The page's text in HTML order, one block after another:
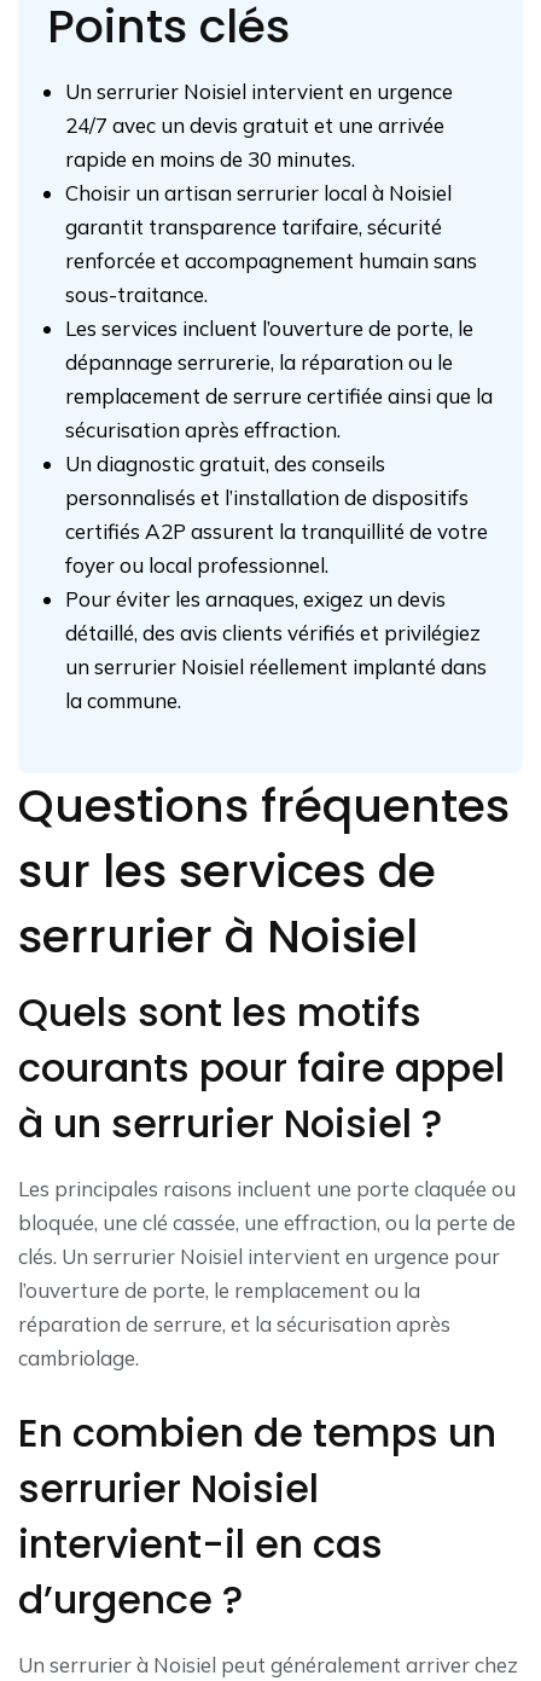
Points clés
Un serrurier Noisiel intervient en urgence
24/7 avec un devis gratuit et une arrivée
rapide en moins de 30 minutes.
Choisir un artisan serrurier local à Noisiel
garantit transparence tarifaire, sécurité
renforcée et accompagnement humain sans
sous-traitance.
Les services incluent l’ouverture de porte, le
dépannage serrurerie, la réparation ou le
remplacement de serrure certifiée ainsi que la
sécurisation après effraction.
Un diagnostic gratuit, des conseils
personnalisés et l’installation de dispositifs
certifiés A2P assurent la tranquillité de votre
foyer ou local professionnel.
Pour éviter les arnaques, exigez un devis
détaillé, des avis clients vérifiés et privilégiez
un serrurier Noisiel réellement implanté dans
la commune.
Questions fréquentes
sur les services de
serrurier à Noisiel
Quels sont les motifs
courants pour faire appel
à un serrurier Noisiel ?
Les principales raisons incluent une porte claquée ou
bloquée, une clé cassée, une effraction, ou la perte de
clés. Un serrurier Noisiel intervient en urgence pour
l’ouverture de porte, le remplacement ou la
réparation de serrure, et la sécurisation après
cambriolage.
En combien de temps un
serrurier Noisiel
intervient-il en cas
d’urgence ?
Un serrurier à Noisiel peut généralement arriver chez